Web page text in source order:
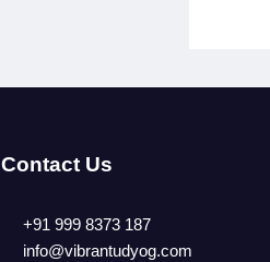
Contact Us
+91 999 8373 187
info@vibrantudyog.com